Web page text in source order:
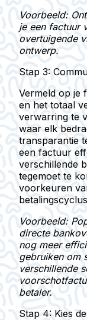
Voorbeeld:
je een factuur
overtuigende
ontwerp.
Stap 3:
Vermeld op je
en het totaal
verwarring te
waar elk
transparantie
een factuur
verschillende
tegemoet te
voorkeuren
Voorbeeld:
directe
nog meer
gebruiken om
verschillende
betaler.
Stap 4: Kies